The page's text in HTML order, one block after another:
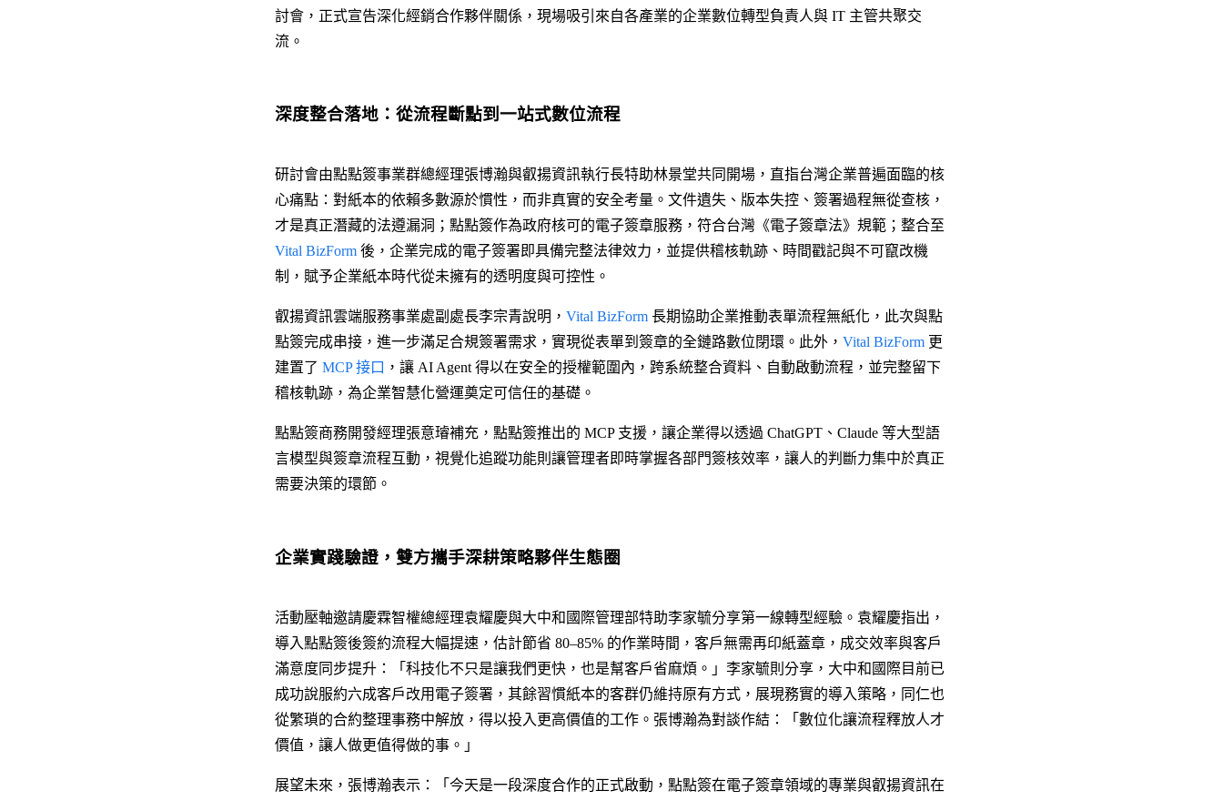
討會，正式宣告深化經銷合作夥伴關係，現場吸引來自各產業的企業數位轉型負責人與 IT 主管共聚交
流。
深度整合落地：從流程斷點到一站式數位流程
研討會由點點簽事業群總經理張博瀚與叡揚資訊執行長特助林景堂共同開場，直指台灣企業普遍面臨的核
心痛點：對紙本的依賴多數源於慣性，而非真實的安全考量。文件遺失、版本失控、簽署過程無從查核，
才是真正潛藏的法遵漏洞；點點簽作為政府核可的電子簽章服務，符合台灣《電子簽章法》規範；整合至
Vital BizForm 後，企業完成的電子簽署即具備完整法律效力，並提供稽核軌跡、時間戳記與不可竄改機
制，賦予企業紙本時代從未擁有的透明度與可控性。
叡揚資訊雲端服務事業處副處長李宗青說明， Vital BizForm 長期協助企業推動表單流程無紙化，此次與點
點簽完成串接，進一步滿足合規簽署需求，實現從表單到簽章的全鏈路數位閉環。此外， Vital BizForm 更
建置了 MCP 接口 ，讓 AI Agent 得以在安全的授權範圍內，跨系統整合資料、自動啟動流程，並完整留下
稽核軌跡，為企業智慧化營運奠定可信任的基礎。
點點簽商務開發經理張意璿補充，點點簽推出的 MCP 支援，讓企業得以透過 ChatGPT、Claude 等大型語
言模型與簽章流程互動，視覺化追蹤功能則讓管理者即時掌握各部門簽核效率，讓人的判斷力集中於真正
需要決策的環節。
企業實踐驗證，雙方攜手深耕策略夥伴生態圈
活動壓軸邀請慶霖智權總經理袁耀慶與大中和國際管理部特助李家毓分享第一線轉型經驗。袁耀慶指出，
導入點點簽後簽約流程大幅提速，估計節省 80–85% 的作業時間，客戶無需再印紙蓋章，成交效率與客戶
滿意度同步提升：「科技化不只是讓我們更快，也是幫客戶省麻煩。」李家毓則分享，大中和國際目前已
成功說服約六成客戶改用電子簽署，其餘習慣紙本的客群仍維持原有方式，展現務實的導入策略，同仁也
從繁瑣的合約整理事務中解放，得以投入更高價值的工作。張博瀚為對談作結：「數位化讓流程釋放人才
價值，讓人做更值得做的事。」
展望未來，張博瀚表示：「今天是一段深度合作的正式啟動，點點簽在電子簽章領域的專業與叡揚資訊在